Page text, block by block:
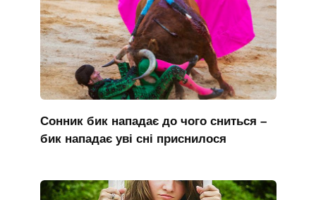
Сонник бик нападає до чого сниться –
бик нападає уві сні приснилося